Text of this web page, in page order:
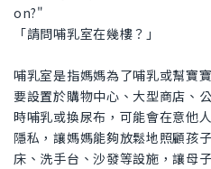
on?"
「請問哺乳室在幾樓？」
哺乳室是指媽媽為了哺乳或幫寶
要設置於購物中心、大型商店、
時哺乳或換尿布，可能會在意他
隱私，讓媽媽能夠放鬆地照顧孩
床、洗手台、沙發等設施，讓母